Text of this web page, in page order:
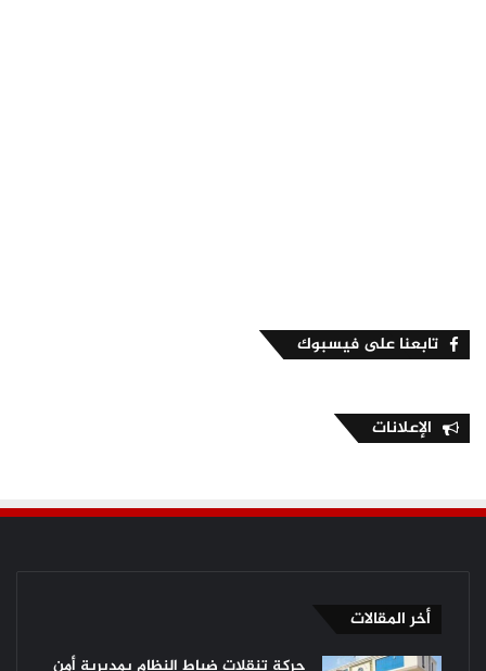
تابعنا على فيسبوك
الإعلانات
أخر المقالات